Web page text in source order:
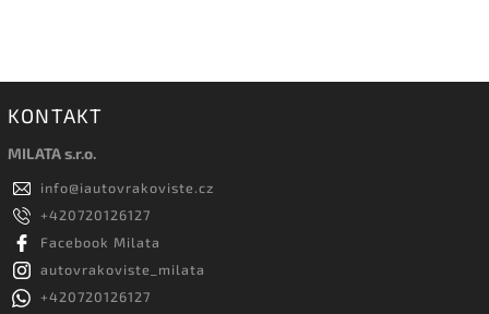
KONTAKT
MILATA s.r.o.
info@iautovrakoviste.cz
+420720126127
Facebook Milata
autovrakoviste_milata
+420720126127